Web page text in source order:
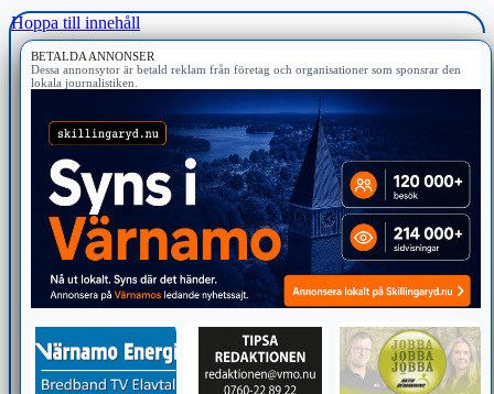
Hoppa till innehåll
BETALDA ANNONSER
Dessa annonsytor är betald reklam från företag och organisationer som sponsrar den
lokala journalistiken.